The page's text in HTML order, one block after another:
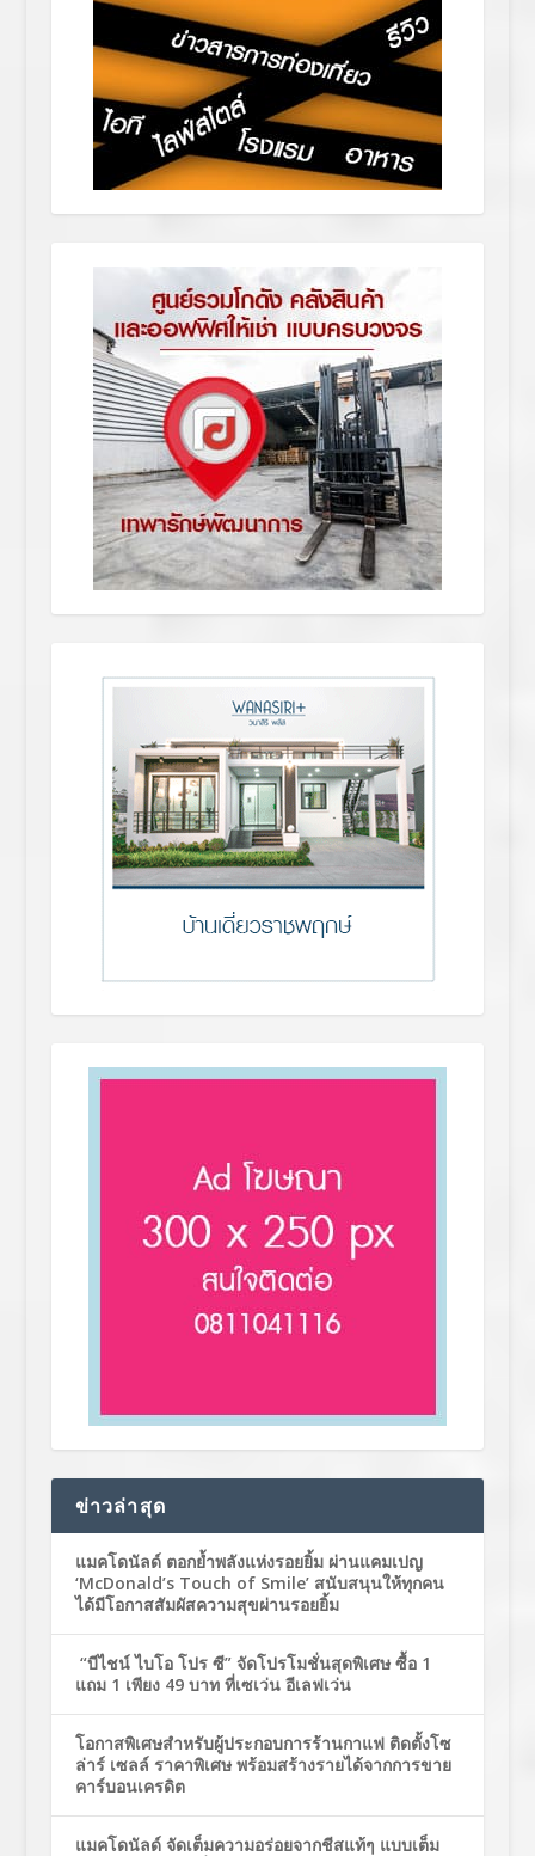
ข่าวล่าสุด
แมคโดนัลด์ ตอกย้ำพลังแห่งรอยยิ้ม ผ่านแคมเปญ
‘McDonald’s Touch of Smile’ สนับสนุนให้ทุกคน
ได้มีโอกาสสัมผัสความสุขผ่านรอยยิ้ม
“บีไชน์ ไบโอ โปร ซี” จัดโปรโมชั่นสุดพิเศษ ซื้อ 1
แถม 1 เพียง 49 บาท ที่เซเว่น อีเลฟเว่น
โอกาสพิเศษสำหรับผู้ประกอบการร้านกาแฟ ติดตั้งโซ
ล่าร์ เซลล์ ราคาพิเศษ พร้อมสร้างรายได้จากการขาย
คาร์บอนเครดิต
แมคโดนัลด์ จัดเต็มความอร่อยจากชีสแท้ๆ แบบเต็ม